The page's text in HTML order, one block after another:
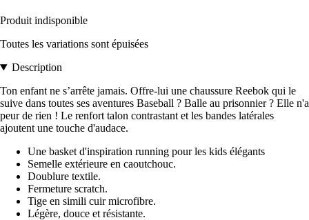
Produit indisponible
Toutes les variations sont épuisées
Description
Ton enfant ne s’arrête jamais. Offre-lui une chaussure Reebok qui le
suive dans toutes ses aventures Baseball ? Balle au prisonnier ? Elle n'a
peur de rien ! Le renfort talon contrastant et les bandes latérales
ajoutent une touche d'audace.
Une basket d'inspiration running pour les kids élégants
Semelle extérieure en caoutchouc.
Doublure textile.
Fermeture scratch.
Tige en simili cuir microfibre.
Légère, douce et résistante.